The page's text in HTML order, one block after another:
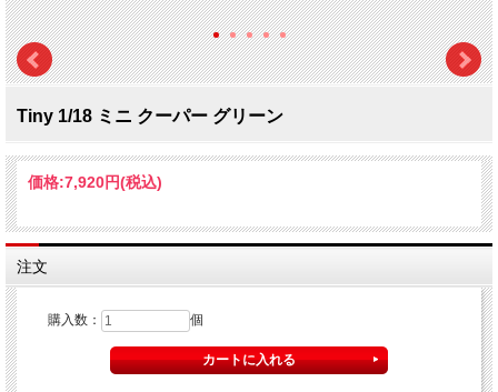
Tiny 1/18 ミニ クーパー グリーン
価格:7,920円(税込)
注文
購入数： 個